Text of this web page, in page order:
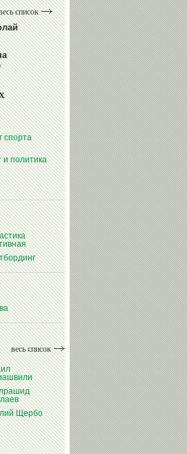
список
байдарках
ХМЫЛЕВ
далее
спорта
и политика
весь список
Щербо